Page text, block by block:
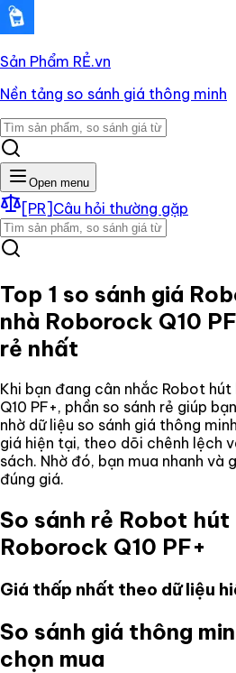
Sản Phẩm RẺ.vn
Nền tảng so sánh giá thông minh
Open menu
[PR] Câu hỏi thường gặp
Top 1 so sánh giá
nhà Roborock Q10
rẻ nhất
Khi bạn đang cân nhắc Robot hút
Q10 PF+, phần so sánh rẻ giúp
nhờ dữ liệu so sánh giá thông
giá hiện tại, theo dõi chênh lệch
sách. Nhờ đó, bạn mua nhanh và
đúng giá.
So sánh rẻ Robot hút
Roborock Q10 PF+
Giá thấp nhất theo dữ liệu
So sánh giá thông
chọn mua